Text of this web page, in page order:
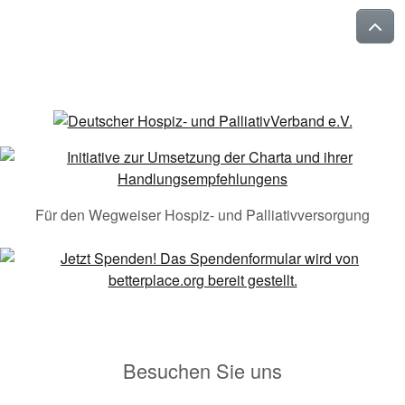
Für den Wegweiser Hospiz- und Palliativversorgung
Besuchen Sie uns